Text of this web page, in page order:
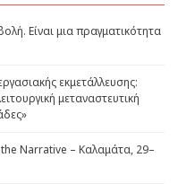
Είναι μια πραγματικότητα
εκμετάλλευσης:
μεταναστευτική
Narrative – Καλαμάτα, 29–